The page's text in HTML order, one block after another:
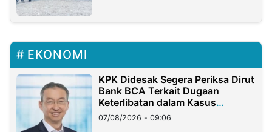
EKONOMI
KPK Didesak Segera Periksa Dirut
Bank BCA Terkait Dugaan
Keterlibatan dalam Kasus
Hilangnya Dana Nasabah Rp2,58
Miliar
07/08/2026 - 09:06